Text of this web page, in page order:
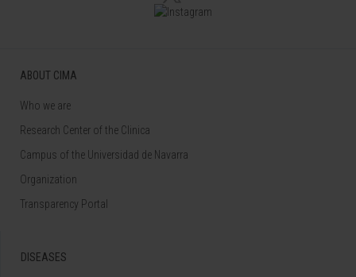
ABOUT CIMA
Who we are
Research Center of the Clinica
Campus of the Universidad de Navarra
Organization
Transparency Portal
DISEASES